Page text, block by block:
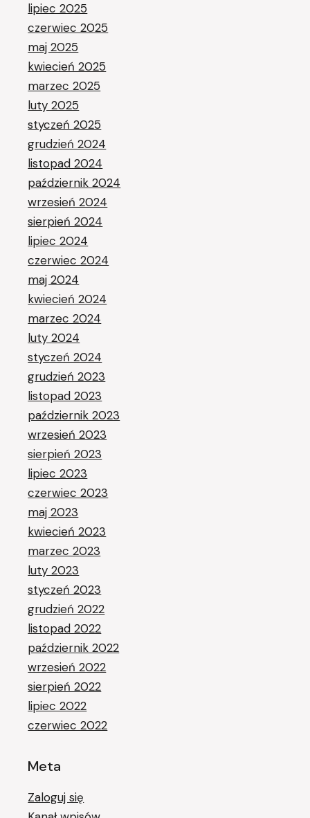
lipiec 2025
czerwiec 2025
maj 2025
kwiecień 2025
marzec 2025
luty 2025
styczeń 2025
grudzień 2024
listopad 2024
październik 2024
wrzesień 2024
sierpień 2024
lipiec 2024
czerwiec 2024
maj 2024
kwiecień 2024
marzec 2024
luty 2024
styczeń 2024
grudzień 2023
listopad 2023
październik 2023
wrzesień 2023
sierpień 2023
lipiec 2023
czerwiec 2023
maj 2023
kwiecień 2023
marzec 2023
luty 2023
styczeń 2023
grudzień 2022
listopad 2022
październik 2022
wrzesień 2022
sierpień 2022
lipiec 2022
czerwiec 2022
Meta
Zaloguj się